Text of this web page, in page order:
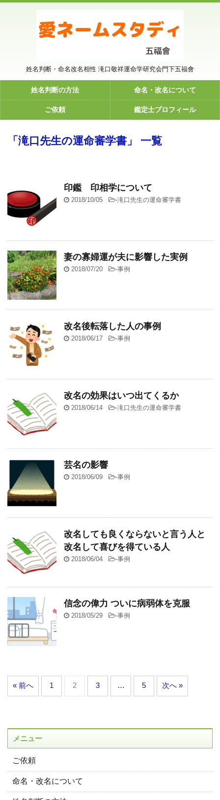
姓名判断・命名改名相性 滝口敬祥運命学研究会門下五福會
姓名判断の方法 命名・改名について
ご依頼 鑑定士プロフィール
「滝口先生の運命審学書」 一覧
印鑑 印相学について
2018/10/05 -滝口先生の運命審学書
妻の寡婦運が夫に影響した実例
2018/07/20 -事例
改名後転落した人の事例
2018/06/17 -事例
改名の効果はいつ出てくるか
2018/06/14 -滝口先生の運命審学書
芸名の影響
2018/06/09 -事例
改名しても良くならないと言う人と
改名して喜びを得ている人
2018/06/04 -事例
信念の偉力 ついに病弱体を克服
2018/05/29 -事例
« 前へ 1 2 3 … 5 次へ »
メニュー
ご依頼
命名・改名について